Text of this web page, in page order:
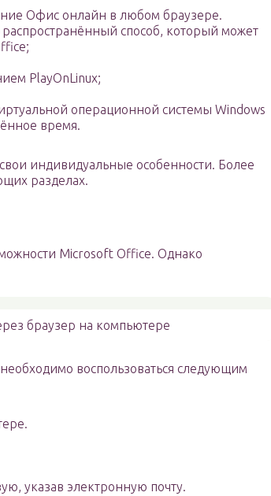
Офис онлайн в любом браузере.
распространённый способ, который может
PlayOnLinux;
операционной системы Windows
время.
индивидуальные особенности. Более
разделах.
Microsoft Office. Однако
браузер на компьютере
воспользоваться следующим
указав электронную почту.